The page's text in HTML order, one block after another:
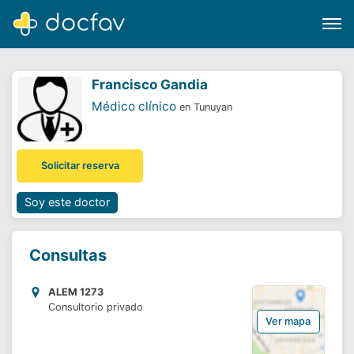
Software para clínicas
¿Eres un doctor?
Francisco Gandia
Médico clínico en Tunuyan
Solicitar reserva
Soy este doctor
Consultas
ALEM 1273
Consultorio privado
Ver mapa